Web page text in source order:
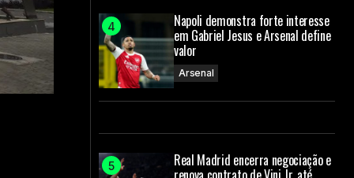
Napoli demonstra forte interesse
em Gabriel Jesus e Arsenal define
valor
Arsenal
Real Madrid encerra negociação e